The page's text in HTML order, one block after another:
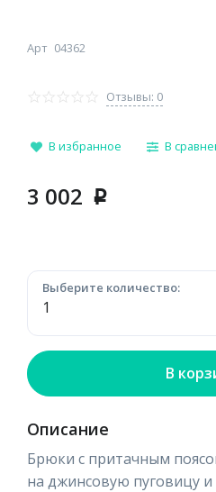
Арт 04362
Отзывы: 0
В избранное В
3 002 p
Выберите количество:
В
Описание
Брюки с притачным
на джинсовую пуговицу и